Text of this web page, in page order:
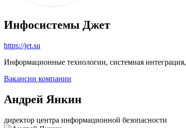
Инфосистемы Джет
https://jet.su
Информационные технологии, системная
Вакансии компании
Андрей Янкин
директор центра информационной безопасности